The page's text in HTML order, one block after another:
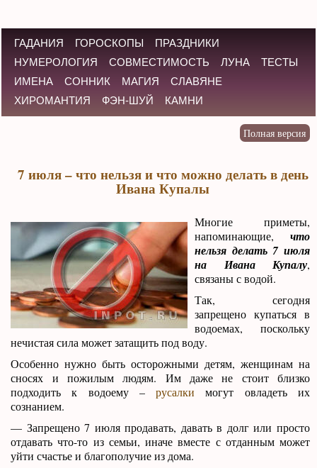
ГАДАНИЯ ГОРОСКОПЫ
ПРАЗДНИКИ
НУМЕРОЛОГИЯ
СОВМЕСТИМОСТЬ ЛУНА
ТЕСТЫ
ИМЕНА
СОННИК МАГИЯ
СЛАВЯНЕ
ХИРОМАНТИЯ
ФЭН-ШУЙ КАМНИ
7 июля – что нельзя и что можно делать в день
Ивана Купалы
Многие приметы,
напоминающие, что
нельзя делать 7 июля
на Ивана Купалу,
связаны с водой.
Так, сегодня
запрещено купаться в
водоемах, поскольку
нечистая сила может затащить под воду.
Особенно нужно быть осторожными детям, женщинам на
сносях и пожилым людям. Им даже не стоит близко
подходить к водоему –русалки могут овладеть их
сознанием.
— Запрещено 7 июля продавать, давать в долг или просто
отдавать что-то из семьи, иначе вместе с отданным может
уйти счастье и благополучие из дома.